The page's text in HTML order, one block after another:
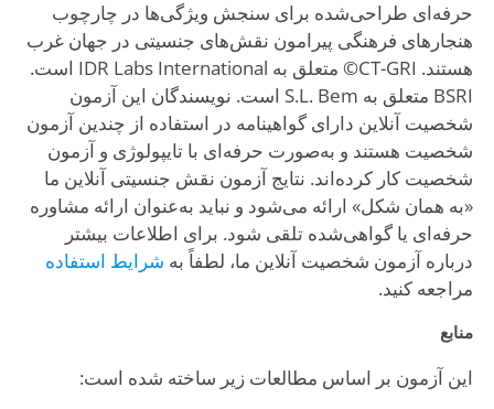
حرفه‌ای طراحی‌شده برای سنجش ویژگی‌ها در چارچوب
هنجارهای فرهنگی پیرامون نقش‌های جنسیتی در جهان غرب
هستند. CT-GRI© متعلق به IDR Labs International است.
BSRI متعلق به S.L. Bem است. نویسندگان این آزمون
شخصیت آنلاین دارای گواهینامه در استفاده از چندین آزمون
شخصیت هستند و به‌صورت حرفه‌ای با تایپولوژی و آزمون
شخصیت کار کرده‌اند. نتایج آزمون نقش جنسیتی آنلاین ما
«به همان شکل» ارائه می‌شود و نباید به‌عنوان ارائه مشاوره
حرفه‌ای یا گواهی‌شده تلقی شود. برای اطلاعات بیشتر
درباره آزمون شخصیت آنلاین ما، لطفاً به شرایط استفاده
مراجعه کنید.
منابع
این آزمون بر اساس مطالعات زیر ساخته شده است: